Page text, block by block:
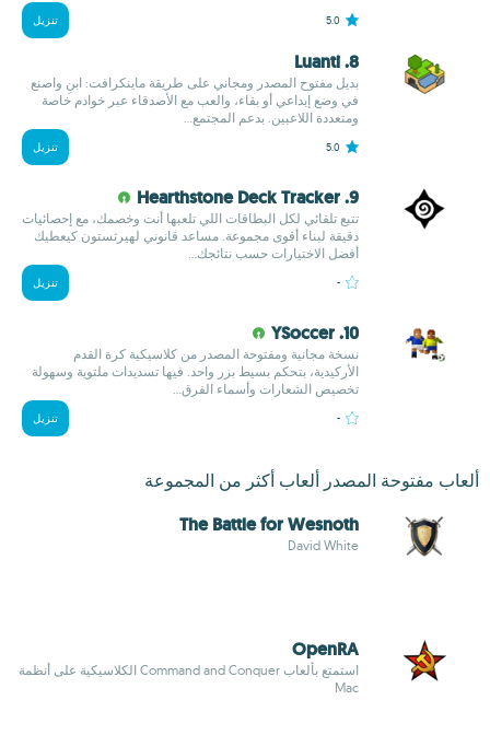
5.0 تنزيل
8. Luanti
بديل مفتوح المصدر ومجاني على طريقة ماينكرافت: ابنِ واصنع
في وضع إبداعي أو بقاء، والعب مع الأصدقاء عبر خوادم خاصة
ومتعددة اللاعبين. بدعم المجتمع...
5.0 تنزيل
9. Hearthstone Deck Tracker
تتبع تلقائي لكل البطاقات اللي تلعبها أنت وخصمك، مع إحصائيات
دقيقة لبناء أقوى مجموعة. مساعد قانوني لهيرثستون كيعطيك
أفضل الاختيارات حسب نتائجك...
- تنزيل
10. YSoccer
نسخة مجانية ومفتوحة المصدر من كلاسيكية كرة القدم
الأركيدية، بتحكم بسيط بزر واحد. فيها تسديدات ملتوية وسهولة
تخصيص الشعارات وأسماء الفرق...
- تنزيل
ألعاب مفتوحة المصدر ألعاب أكثر من المجموعة
The Battle for Wesnoth
David White
OpenRA
استمتع بألعاب Command and Conquer الكلاسيكية على أنظمة
Mac